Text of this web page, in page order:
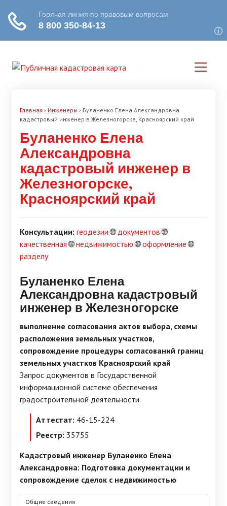
Главная › Инженеры › Буланенко Елена Александровна
кадастровый инженер в Железногорске, Красноярский край
Буланенко Елена
Александровна
кадастровый инженер в
Железногорске,
Красноярский край
Консультации: геодезии🌐документов🌐
качественная🌐недвижимостью🌐оформление🌐
разделу
Буланенко Елена
Александровна кадастровый
инженер в Железногорске
выполнение согласования актов выбора, схемы
расположения земельных участков,
сопровождение процедуры согласований границ
земельных участков Красноярский край
Запрос документов в Государственной
информационной системе обеспечения
градостроительной деятельности.
Аттестат: 46-15-224
Реестр: 35755
Кадастровый инженер Буланенко Елена
Александровна: Подготовка документации и
сопровождение сделок с недвижимостью
Общие сведения